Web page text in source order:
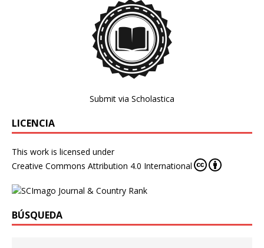
Submit via Scholastica
LICENCIA
This work is licensed under
Creative Commons Attribution 4.0 International
BÚSQUEDA